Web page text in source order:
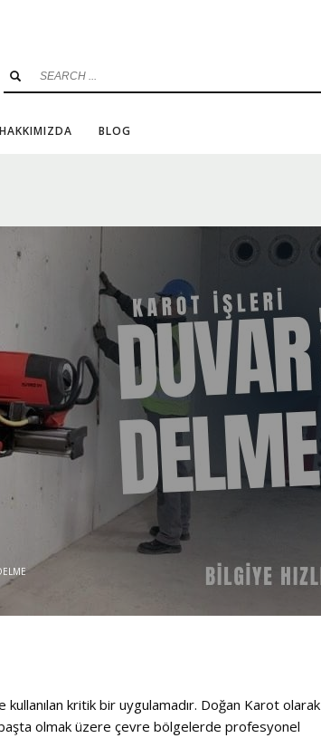
HAKKIMIZDA BLOG
kritik bir uygulamadır. Doğan Karot olarak
olmak üzere çevre bölgelerde profesyonel